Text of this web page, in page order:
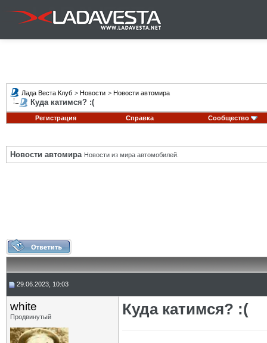
Лада Веста Клуб > Новости > Новости автомира
Куда катимся? :(
Регистрация Справка Сообщество
Новости автомира Новости из мира автомобилей.
29.06.2023, 10:03
white
Продвинутый Куда катимся? :(